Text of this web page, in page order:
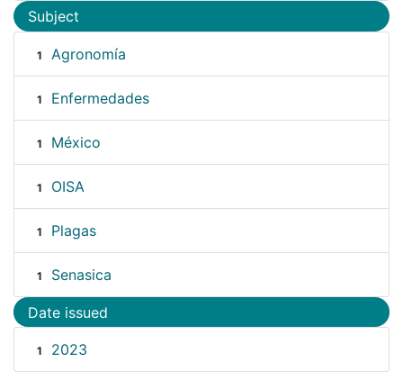
Subject
1 Agronomía
1 Enfermedades
1 México
1 OISA
1 Plagas
1 Senasica
Date issued
1 2023